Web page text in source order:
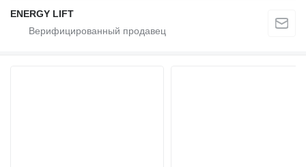
ENERGY LIFT